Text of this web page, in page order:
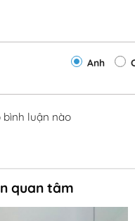
Anh
bình luận nào
quan tâm